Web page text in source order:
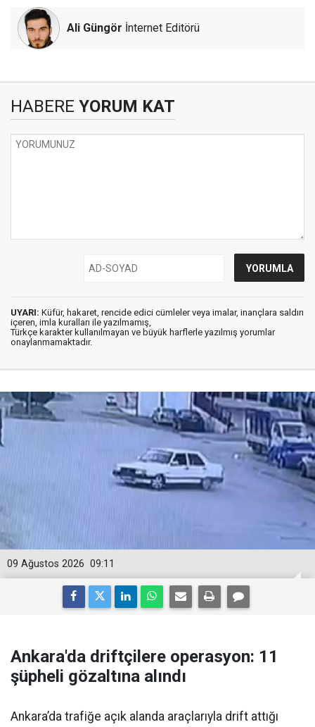
Ali Güngör İnternet Editörü
HABERE YORUM KAT
UYARI: Küfür, hakaret, rencide edici cümleler veya imalar, inançlara saldırı
içeren, imla kuralları ile yazılmamış,
Türkçe karakter kullanılmayan ve büyük harflerle yazılmış yorumlar
onaylanmamaktadır.
09:11
09 Ağustos 2026
Ankara'da driftçilere operasyon: 11
şüpheli gözaltına alındı
Ankara’da trafiğe açık alanda araçlarıyla drift attığı